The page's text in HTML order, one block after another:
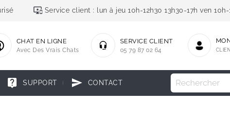
important_devices Service client : lun à jeu 10h-12h30 13h30-17h ven 10h-
SERVICE CLIENT
05 79 87 02 64
CHAT EN LIGNE
Avec Des Vrais Chats
live_help SUPPORT send CONTACT